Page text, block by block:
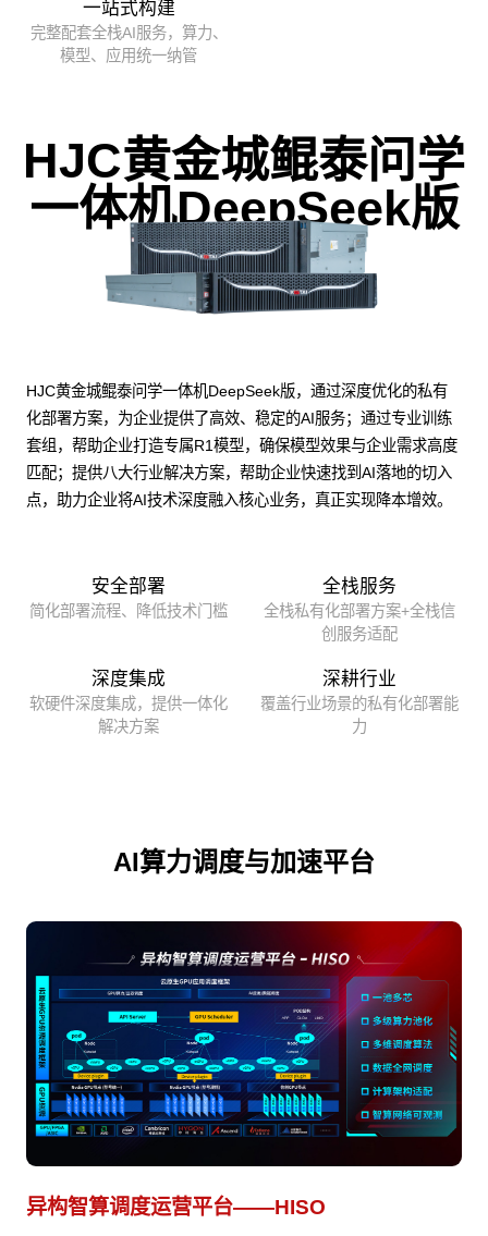
一站式构建
完整配套全栈AI服务，算力、
模型、应用统一纳管
HJC黄金城鲲泰问学
一体机DeepSeek版
HJC黄金城鲲泰问学一体机DeepSeek版，通过深度优化的私有
化部署方案，为企业提供了高效、稳定的AI服务；通过专业训练
套组，帮助企业打造专属R1模型，确保模型效果与企业需求高度
匹配；提供八大行业解决方案，帮助企业快速找到AI落地的切入
点，助力企业将AI技术深度融入核心业务，真正实现降本增效。
安全部署
简化部署流程、降低技术门槛
全栈服务
全栈私有化部署方案+全栈信
创服务适配
深度集成
软硬件深度集成，提供一体化
解决方案
深耕行业
覆盖行业场景的私有化部署能
力
AI算力调度与加速平台
异构智算调度运营平台——HISO